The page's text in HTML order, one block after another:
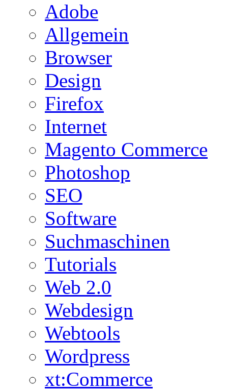
Adobe
Allgemein
Browser
Design
Firefox
Internet
Magento Commerce
Photoshop
SEO
Software
Suchmaschinen
Tutorials
Web 2.0
Webdesign
Webtools
Wordpress
xt:Commerce